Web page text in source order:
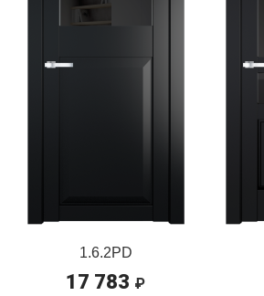
1.6.2PD
17 783 ₽